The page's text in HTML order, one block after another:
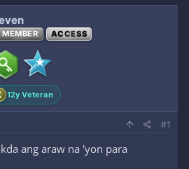
MEMBER ACCESS
12y Veteran
#1
ang araw na 'yon para